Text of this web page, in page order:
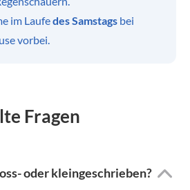
im Laufedes Samstags bei
vorbei.
Fragen
oder kleingeschrieben?